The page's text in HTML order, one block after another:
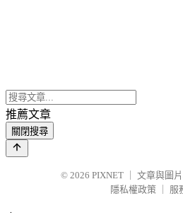
推薦文章
關閉搜尋
© 2026 PIXNET
文章與圖
隱私權政策
服